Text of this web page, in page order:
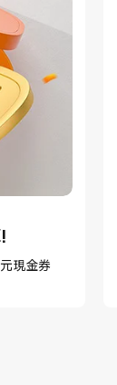
現金券